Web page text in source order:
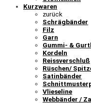
Kurzwaren
zurück
Schrägbänder
Filz
Garn
Gummi- &
Kordeln
Reissverschluß
Rüschen/
Satinbänder
Vlieseline
Webbänder /